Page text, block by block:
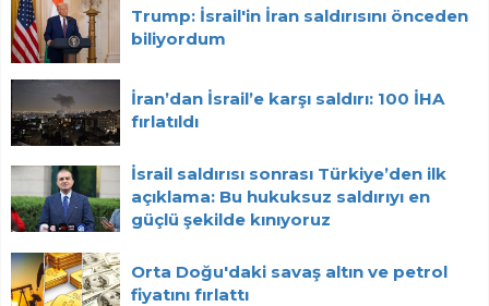
Trump: İsrail'in İran saldırısını önceden
biliyordum
İran’dan İsrail’e karşı saldırı: 100 İHA
fırlatıldı
İsrail saldırısı sonrası Türkiye’den ilk
açıklama: Bu hukuksuz saldırıyı en
güçlü şekilde kınıyoruz
Orta Doğu'daki savaş altın ve petrol
fiyatını fırlattı